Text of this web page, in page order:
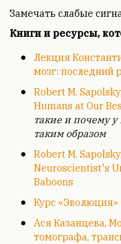
Замечать слабые
Книги и ресурсы,
Лекция
мозг: последний
Robert M.
Humans at Our
такие и почему у
таким образом
Robert M.
Neuroscientist's
Baboons
Курс «Эволюция»
Ася Казанцева,
томографа,